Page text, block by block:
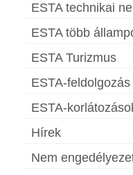
ESTA technikai
ESTA több
ESTA Turizmus
ESTA-feldolgozás
ESTA-
Hírek
Nem